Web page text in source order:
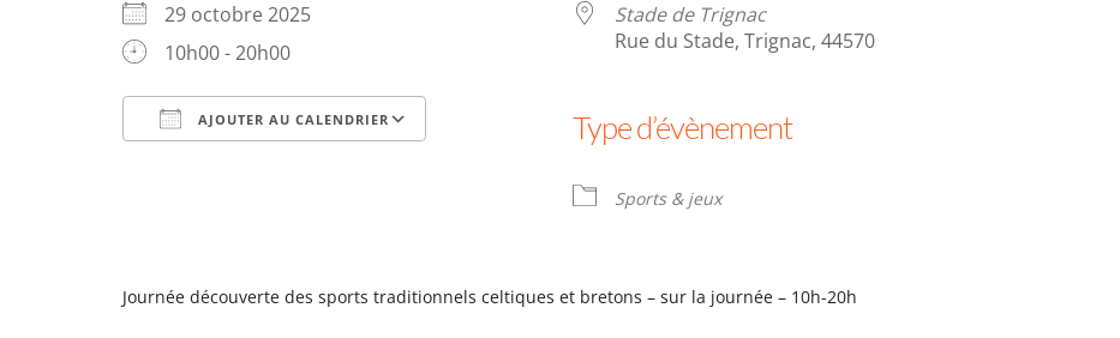
29 octobre 2025
10h00 - 20h00
AJOUTER AU CALENDRIER
Stade de Trignac
Rue du Stade, Trignac, 44570
Type d’évènement
Sports & jeux
Journée découverte des sports traditionnels celtiques et bretons – sur la journée – 10h-20h